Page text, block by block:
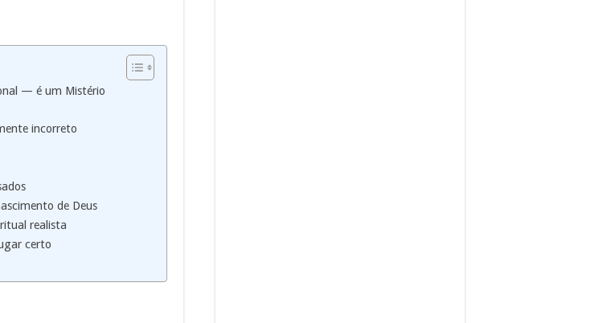
— é um Mistério
incorreto
de Deus
realista
certo